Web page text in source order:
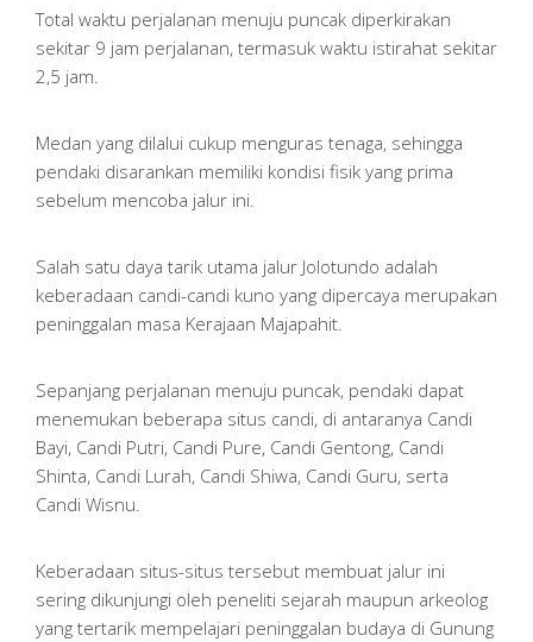
Total waktu perjalanan menuju puncak diperkirakan
sekitar 9 jam perjalanan, termasuk waktu istirahat sekitar
2,5 jam.
Medan yang dilalui cukup menguras tenaga, sehingga
pendaki disarankan memiliki kondisi fisik yang prima
sebelum mencoba jalur ini.
Salah satu daya tarik utama jalur Jolotundo adalah
keberadaan candi-candi kuno yang dipercaya merupakan
peninggalan masa Kerajaan Majapahit.
Sepanjang perjalanan menuju puncak, pendaki dapat
menemukan beberapa situs candi, di antaranya Candi
Bayi, Candi Putri, Candi Pure, Candi Gentong, Candi
Shinta, Candi Lurah, Candi Shiwa, Candi Guru, serta
Candi Wisnu.
Keberadaan situs-situs tersebut membuat jalur ini
sering dikunjungi oleh peneliti sejarah maupun arkeolog
yang tertarik mempelajari peninggalan budaya di Gunung